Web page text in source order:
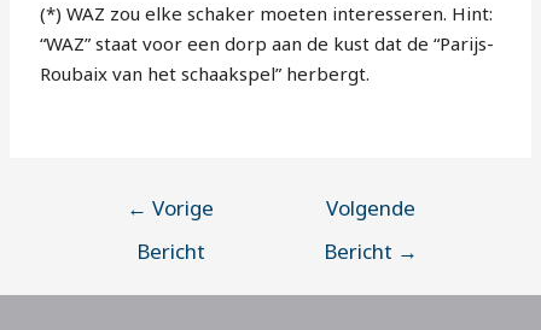
(*) WAZ zou elke schaker moeten interesseren. Hint:
“WAZ” staat voor een dorp aan de kust dat de “Parijs-
Roubaix van het schaakspel” herbergt.
← Vorige
Bericht
Volgende
Bericht →